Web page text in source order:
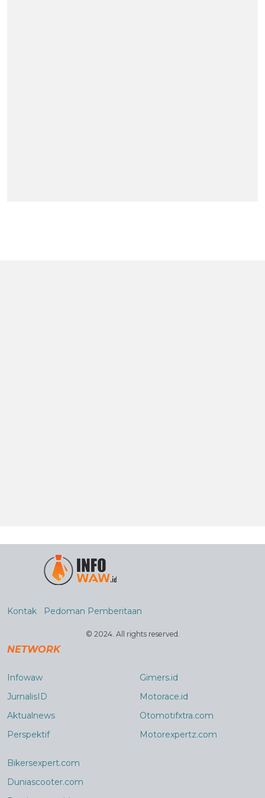
Kontak Pedoman Pemberitaan
© 2024. All rights reserved.
NETWORK
Infowaw
JurnalisID
Aktualnews
Perspektif
Gimers.id
Motorace.id
Otomotifxtra.com
Motorexpertz.com
Bikersexpert.com
Duniascooter.com